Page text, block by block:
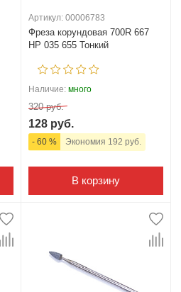
Артикул: 00006783
Фреза корундовая 700R 667
HP 035 655 Тонкий
Наличие: много
320 руб.
128 руб.
- 60 % Экономия 192 руб.
В корзину